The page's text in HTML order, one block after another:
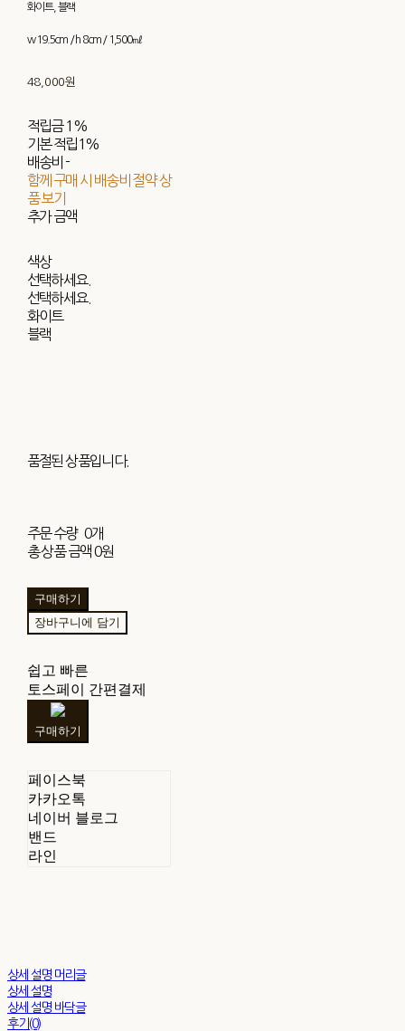
화이트, 블랙
w 19.5cm / h 8cm / 1,500㎖
48,000원
적립금 1%
기본 적립1%
배송비-
함께 구매 시 배송비 절약 상
품 보기
추가 금액
색상
선택하세요.
선택하세요.
화이트
블랙
품절된 상품입니다.
주문 수량 0개
총 상품 금액0원
구매하기
장바구니에 담기
쉽고 빠른
토스페이 간편결제
구매하기
페이스북
카카오톡
네이버 블로그
밴드
라인
상세 설명 머리글
상세 설명
상세 설명 바닥글
후기(0)